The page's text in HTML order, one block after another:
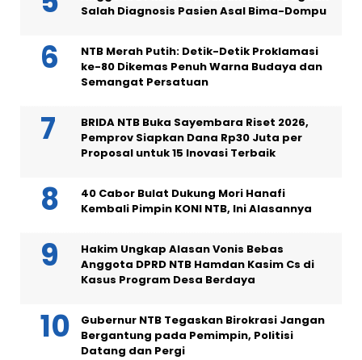
Salah Diagnosis Pasien Asal Bima-Dompu
NTB Merah Putih: Detik-Detik Proklamasi
ke-80 Dikemas Penuh Warna Budaya dan
Semangat Persatuan
BRIDA NTB Buka Sayembara Riset 2026,
Pemprov Siapkan Dana Rp30 Juta per
Proposal untuk 15 Inovasi Terbaik
40 Cabor Bulat Dukung Mori Hanafi
Kembali Pimpin KONI NTB, Ini Alasannya
Hakim Ungkap Alasan Vonis Bebas
Anggota DPRD NTB Hamdan Kasim Cs di
Kasus Program Desa Berdaya
Gubernur NTB Tegaskan Birokrasi Jangan
Bergantung pada Pemimpin, Politisi
Datang dan Pergi